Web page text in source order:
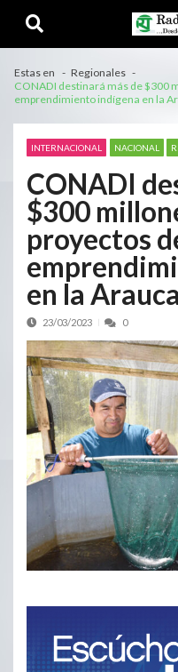
Estas en
Regionales
CONADI destinará más de $300
emprendimiento indígena en la
INTERNACIONAL NACIONAL
CONADI
$300
proyectos
en la
23/03/2023 0